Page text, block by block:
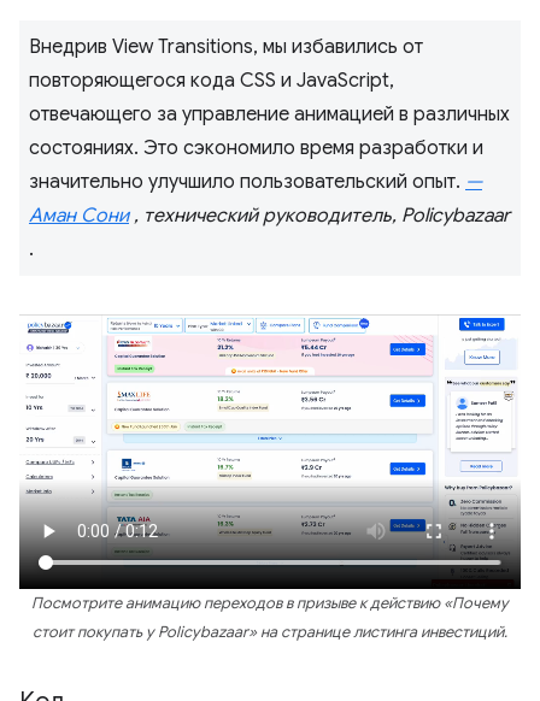
Внедрив View Transitions, мы избавились от
повторяющегося кода CSS и JavaScript,
отвечающего за управление анимацией в различных
состояниях. Это сэкономило время разработки и
значительно улучшило пользовательский опыт. —
Аман Сони, технический руководитель, Policybazaar
.
Посмотрите анимацию переходов в призыве к действию «Почему
стоит покупать у Policybazaar» на странице листинга инвестиций.